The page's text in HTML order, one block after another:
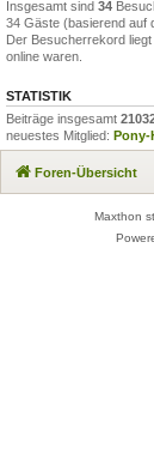
Insgesamt sind 34
34 Gäste (basierend auf
Der Besucherrekord liegt
online waren.
STATISTIK
Beiträge insgesamt
neuestes Mitglied: Pony-
Foren-Übersicht
Maxthon